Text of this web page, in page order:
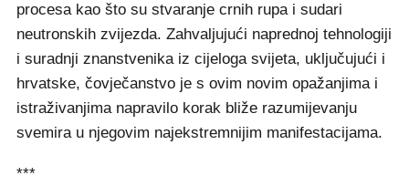
procesa kao što su stvaranje crnih rupa i sudari
neutronskih zvijezda. Zahvaljujući naprednoj tehnologiji
i suradnji znanstvenika iz cijeloga svijeta, uključujući i
hrvatske, čovječanstvo je s ovim novim opažanjima i
istraživanjima napravilo korak bliže razumijevanju
svemira u njegovim najekstremnijim manifestacijama.
***